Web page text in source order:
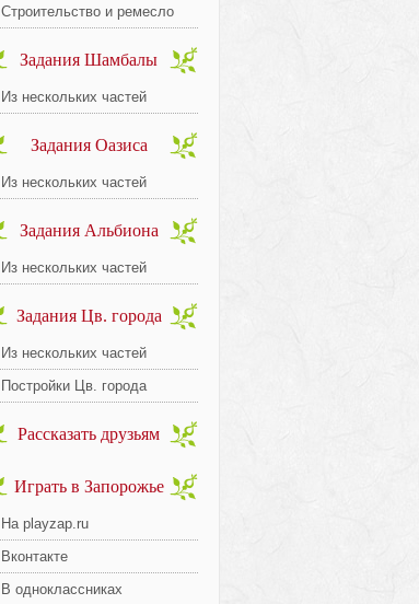
Строительство и ремесло
Задания Шамбалы
Из нескольких частей
Задания Оазиса
Из нескольких частей
Задания Альбиона
Из нескольких частей
Задания Цв. города
Из нескольких частей
Постройки Цв. города
Рассказать друзьям
Играть в Запорожье
На playzap.ru
Вконтакте
В одноклассниках